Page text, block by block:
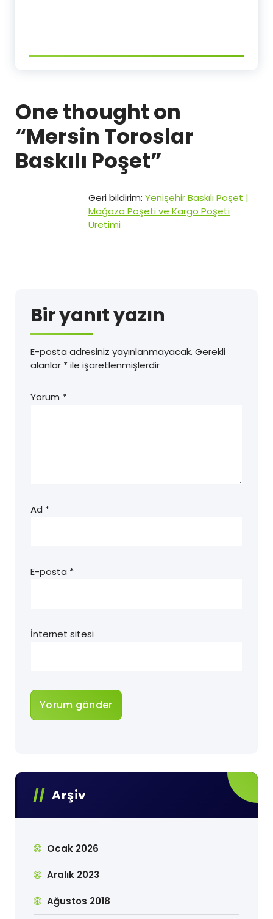
One thought on
“Mersin Toroslar
Baskılı Poşet”
Geri bildirim: Yenişehir Baskılı Poşet |
Mağaza Poşeti ve Kargo Poşeti
Üretimi
Bir yanıt yazın
E-posta adresiniz yayınlanmayacak. Gerekli
alanlar *ile işaretlenmişlerdir
Yorum *
Ad *
E-posta *
İnternet sitesi
Arşiv
Ocak 2026
Aralık 2023
Ağustos 2018